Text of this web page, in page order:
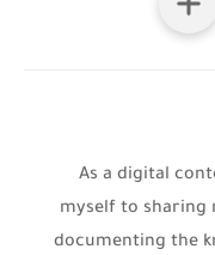
As a digital
myself to sharing
documenting the